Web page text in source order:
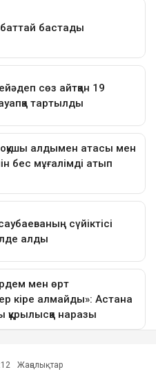
Жаңалықтар